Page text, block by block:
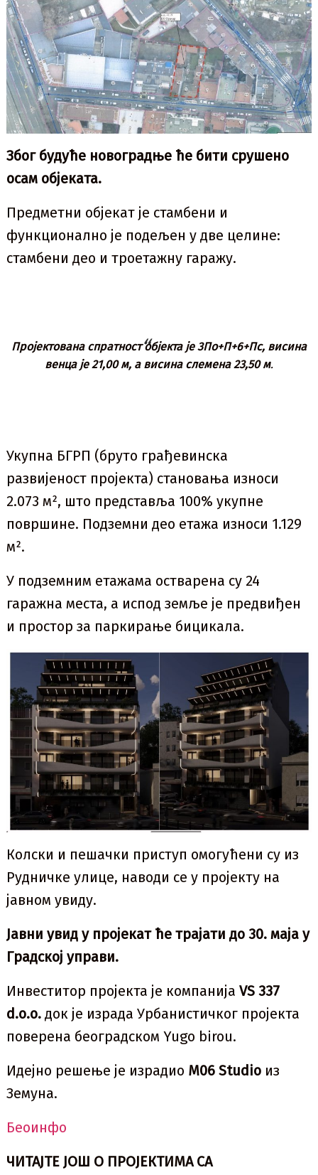
Због будуће новоградње ће бити срушено
осам објеката.
Предметни објекат је стамбени и
функционално је подељен у две целине:
стамбени део и троетажну гаражу.
Пројектована спратност објекта је 3По+П+6+Пс, висина
венца је 21,00 м, а висина слемена 23,50 м.
Укупна БГРП (бруто грађевинска
развијеност пројекта) становања износи
2.073 м², што представља 100% укупне
површине. Подземни део етажа износи 1.129
м².
У подземним етажама остварена су 24
гаражна места, а испод земље је предвиђен
и простор за паркирање бицикала.
Колски и пешачки приступ омогућени су из
Рудничке улице, наводи се у пројекту на
јавном увиду.
Јавни увид у пројекат ће трајати до 30. маја у
Градској управи.
Инвеститор пројекта је компанијаVS 337
d.o.o. док је израда Урбанистичког пројекта
поверена београдском Yugo birou.
Идејно решење је израдио M06 Studio из
Земуна.
Беоинфо
ЧИТАЈТЕ ЈОШ О ПРОЈЕКТИМА СА